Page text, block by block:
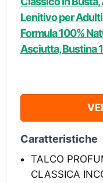
Lenitivo per
Formula 100%
Asciutta, Bustina
Caratteristiche
TALCO
CLASSICA